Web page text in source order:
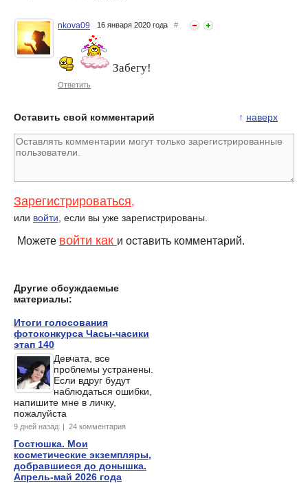
nkova09 16 января 2020 года #
Забегу!
Ответить
↑ наверх
Оставить свой комментарий
Зарегистрироваться,
или войти , если вы уже зарегистрированы.
Можете войти как и оставить комментарий.
Другие обсуждаемые
материалы:
Итоги голосования
фотоконкурса Часы-часики
этап 140
Девчата, все
проблемы устранены.
Если вдруг будут
наблюдаться ошибки,
напишите мне в личку,
пожалуйста
9 дней назад | 24 комментария
Гостюшка. Мои
косметические экземпляры,
добравшиеся до донышка.
Апрель-май 2026 года